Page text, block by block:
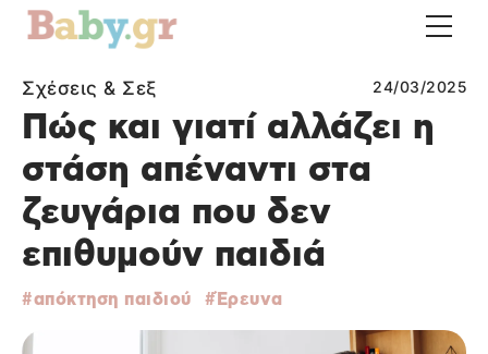
Σχέσεις & Σεξ 24/03/2025
Πώς και γιατί αλλάζει η
στάση απέναντι στα
ζευγάρια που δεν
επιθυμούν παιδιά
απόκτηση παιδιού Έρευνα